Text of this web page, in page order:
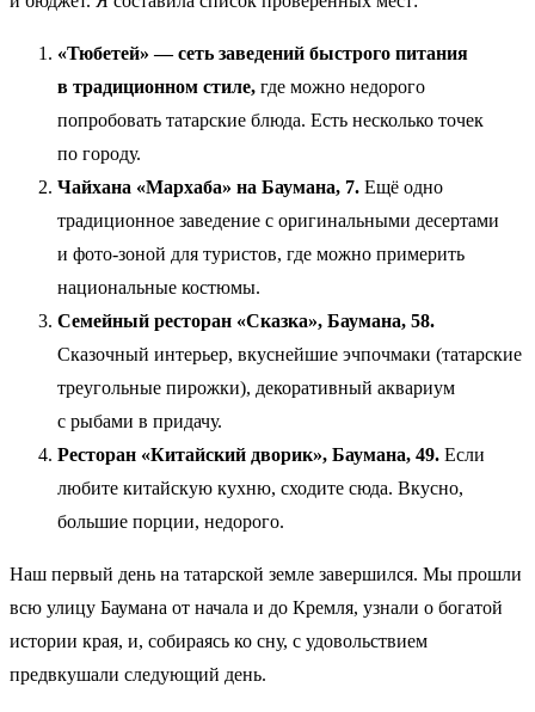
«Тюбетей» — сеть заведений быстрого питания
в традиционном стиле, где можно недорого
попробовать татарские блюда. Есть несколько точек
по городу.
Чайхана «Мархаба» на Баумана, 7. Ещё одно
традиционное заведение с оригинальными десертами
и фото-зоной для туристов, где можно примерить
национальные костюмы.
Семейный ресторан «Сказка», Баумана, 58.
Сказочный интерьер, вкуснейшие эчпочмаки (татарские
треугольные пирожки), декоративный аквариум
с рыбами в придачу.
Ресторан «Китайский дворик», Баумана, 49. Если
любите китайскую кухню, сходите сюда. Вкусно,
большие порции, недорого.
Наш первый день на татарской земле завершился. Мы прошли
всю улицу Баумана от начала и до Кремля, узнали о богатой
истории края, и, собираясь ко сну, с удовольствием
предвкушали следующий день.